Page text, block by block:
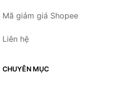
Mã giảm giá Shopee
Liên hệ
CHUYÊN MỤC